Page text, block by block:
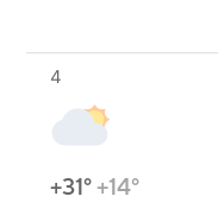
4
+31°+14°